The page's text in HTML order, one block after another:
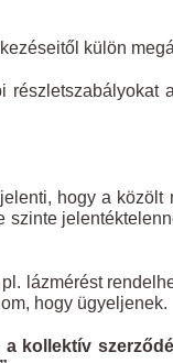
külön
hogy a
lázmérést
hogy ügyeljenek.
kollektív